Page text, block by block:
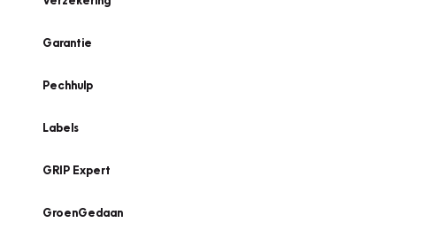
Garantie
Pechhulp
Labels
GRIP Expert
GroenGedaan